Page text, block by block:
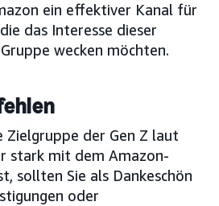
ein effektiver Kanal für
das Interesse dieser
wecken möchten.
Zielgruppe der Gen Z laut
stark mit dem Amazon-
sollten Sie als Dankeschön
oder